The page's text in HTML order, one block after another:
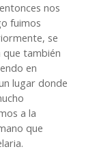
nos
fuimos
se
que también
en
lugar donde
a la
que